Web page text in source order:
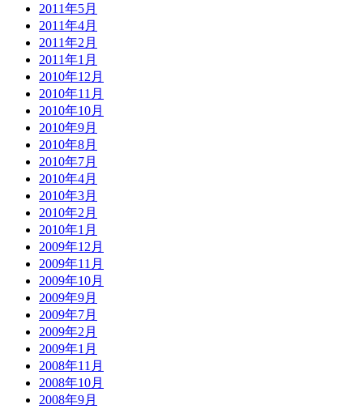
2011年5月
2011年4月
2011年2月
2011年1月
2010年12月
2010年11月
2010年10月
2010年9月
2010年8月
2010年7月
2010年4月
2010年3月
2010年2月
2010年1月
2009年12月
2009年11月
2009年10月
2009年9月
2009年7月
2009年2月
2009年1月
2008年11月
2008年10月
2008年9月